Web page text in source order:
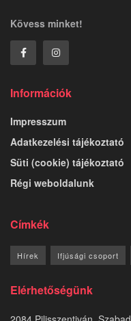
Kövess minket!
Információk
Impresszum
Adatkezelési tájékoztató
Süti (cookie) tájékoztató
Régi weboldalunk
Címkék
Hírek Ifjúsági csoport
Elérhetőségünk